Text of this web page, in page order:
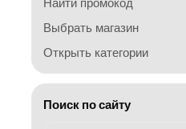
Выбрать магазин
Открыть категории
Поиск по сайту